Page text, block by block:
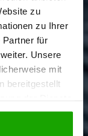
zu
zu Ihrer
Partner für
Unsere
mit
bereitgestellt
bin. Alle